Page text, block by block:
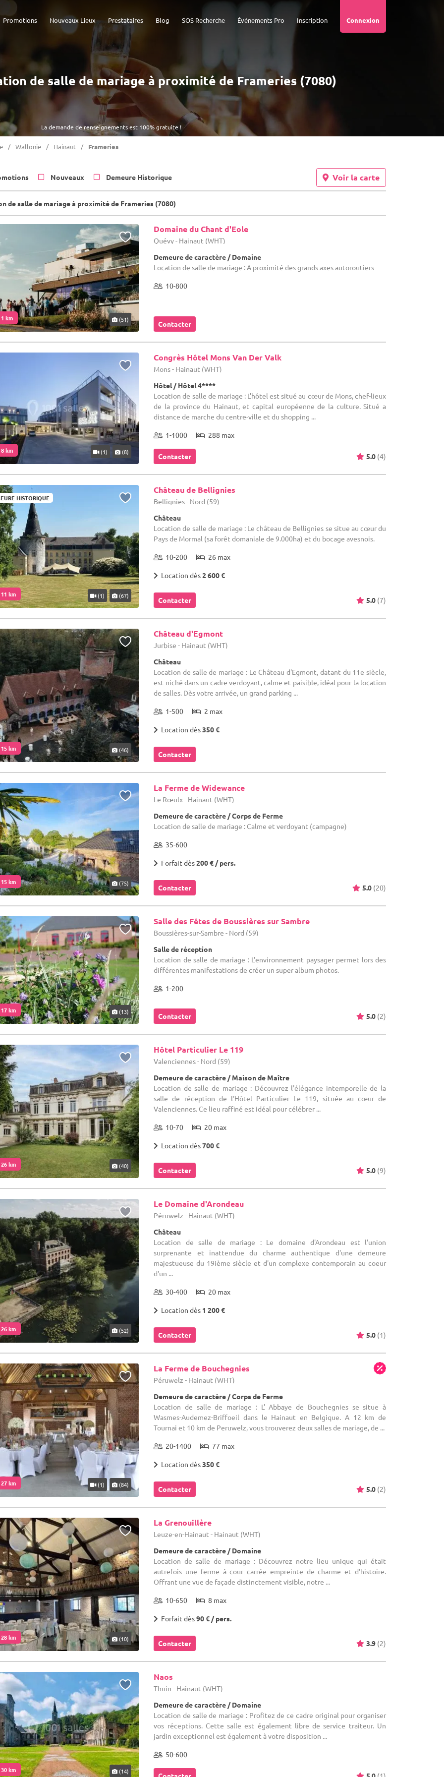
Connexion
Inscription
Événements Pro
SOS Recherche
Blog
Prestataires
Nouveaux Lieux
Promotions
La demande de renseignements est 100% gratuite !
de salle de mariage à proximité de Frameries (7080)
Wallonie Hainaut Frameries
Nouveaux Demeure Historique Voir la carte
de salle de mariage à proximité de Frameries (7080)
km (51)
Domaine du Chant d'Eole
Quévy - Hainaut (WHT)
Demeure de caractère / Domaine
Location de salle de mariage : A proximité des grands axes autoroutiers
10-800
Contacter
km (1) (8)
Congrès Hôtel Mons Van Der Valk
Mons - Hainaut (WHT)
Hôtel / Hôtel 4****
Location de salle de mariage : L'hôtel est situé au cœur de Mons, chef-lieux
de la province du Hainaut, et capital européenne de la culture. Situé a
distance de marche du centre-ville et du shopping ...
1-1000 288 max
Contacter 5.0 (4)
HISTORIQUE
km (1) (67)
Château de Bellignies
Bellignies - Nord (59)
Château
Location de salle de mariage : Le château de Bellignies se situe au cœur du
Pays de Mormal (sa forêt domaniale de 9.000ha) et du bocage avesnois.
10-200 26 max
Location dès2 600 €
Contacter 5.0 (7)
km (46)
Château d'Egmont
Jurbise - Hainaut (WHT)
Château
Location de salle de mariage : Le Château d'Egmont, datant du 11e siècle,
est niché dans un cadre verdoyant, calme et paisible, idéal pour la location
de salles. Dès votre arrivée, un grand parking ...
1-500 2 max
Location dès350 €
Contacter
km (75)
La Ferme de Widewance
Le Rœulx - Hainaut (WHT)
Demeure de caractère / Corps de Ferme
Location de salle de mariage : Calme et verdoyant (campagne)
35-600
Forfait dès200 € / pers.
Contacter 5.0 (20)
km (13)
Salle des Fêtes de Boussières sur Sambre
Boussières-sur-Sambre - Nord (59)
Salle de réception
Location de salle de mariage : L'environnement paysager permet lors des
différentes manifestations de créer un super album photos.
1-200
Contacter 5.0 (2)
km (40)
Hôtel Particulier Le 119
Valenciennes - Nord (59)
Demeure de caractère / Maison de Maître
Location de salle de mariage : Découvrez l'élégance intemporelle de la
salle de réception de l'Hôtel Particulier Le 119, située au cœur de
Valenciennes. Ce lieu raffiné est idéal pour célébrer ...
10-70 20 max
Location dès700 €
Contacter 5.0 (9)
km (52)
Le Domaine d'Arondeau
Péruwelz - Hainaut (WHT)
Château
Location de salle de mariage : Le domaine d'Arondeau est l'union
surprenante et inattendue du charme authentique d'une demeure
majestueuse du 19ième siècle et d'un complexe contemporain au coeur
d'un ...
30-400 20 max
Location dès 1 200 €
Contacter 5.0 (1)
km (1) (84)
La Ferme de Bouchegnies
Péruwelz - Hainaut (WHT)
Demeure de caractère / Corps de Ferme
Location de salle de mariage : L' Abbaye de Bouchegnies se situe à
Wasmes-Audemez-Briffoeil dans le Hainaut en Belgique. A 12 km de
Tournai et 10 km de Peruwelz, vous trouverez deux salles de mariage, de ...
20-1400 77 max
Location dès350 €
Contacter 5.0 (2)
km (10)
La Grenouillère
Leuze-en-Hainaut - Hainaut (WHT)
Demeure de caractère / Domaine
Location de salle de mariage : Découvrez notre lieu unique qui était
autrefois une ferme à cour carrée empreinte de charme et d'histoire.
Offrant une vue de façade distinctement visible, notre ...
10-650 8 max
Forfait dès90 € / pers.
Contacter 3.9 (2)
km (14)
Naos
Thuin - Hainaut (WHT)
Demeure de caractère / Domaine
Location de salle de mariage : Profitez de ce cadre original pour organiser
vos réceptions. Cette salle est également libre de service traiteur. Un
jardin exceptionnel est également à votre disposition ...
50-600